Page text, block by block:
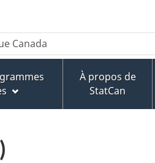
À propos de
StatCan